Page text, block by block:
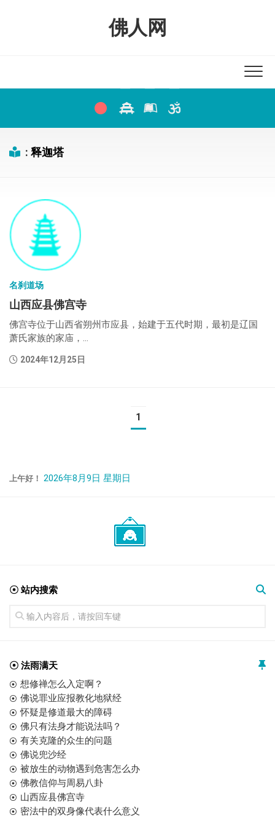
佛人网
: 释迦塔
名刹道场
山西应县佛宫寺
佛宫寺位于山西省朔州市应县，始建于五代时期，最初是辽国
萧氏家族的家庙，...
2024年12月25日
1
上午好！ 2026年8月9日 星期日
☉ 站内搜索
☉ 法雨满天
想修禅怎么入定啊？
佛说罪业应报教化地狱经
怀疑是修道最大的障碍
佛只有法身才能说法吗？
有关克隆的众生的问题
佛说兜沙经
被放生的动物遇到危害怎么办
佛教信仰与周易八卦
山西应县佛宫寺
密法中的双身像代表什么意义